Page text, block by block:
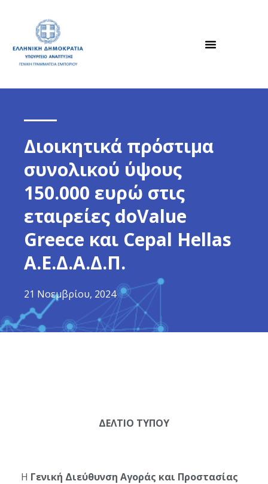
Διοικητικά πρόστιμα
συνολικού ύψους
150.000 ευρώ στις
εταιρείες doValue
Greece και Cepal Hellas
A.Ε.Δ.Α.Δ.Π.
21 Νοεμβρίου, 2024
ΔΕΛΤΙΟ ΤΥΠΟΥ
Η Γενική Διεύθυνση Αγοράς και Προστασίας